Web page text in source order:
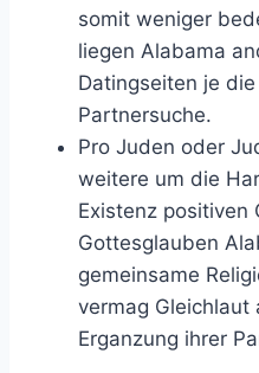
somit weniger
liegen Alabama
Datingseiten je
Partnersuche.
Pro Juden oder
weitere um die
Existenz positiven
Gottesglauben
gemeinsame
vermag
Erganzung ihrer